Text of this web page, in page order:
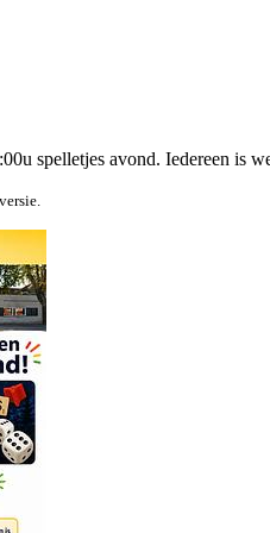
spelletjes avond. Iedereen is